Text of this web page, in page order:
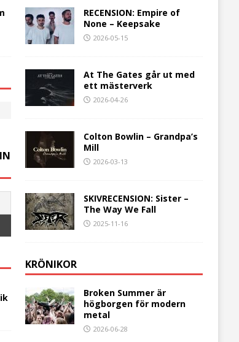
RECENSION: Empire of
None – Keepsake
2026-05-15
At The Gates går ut med
ett mästerverk
2026-04-26
Colton Bowlin – Grandpa’s
Mill
2026-03-13
SKIVRECENSION: Sister –
The Way We Fall
2025-11-16
KRÖNIKOR
Broken Summer är
högborgen för modern
metal
2026-06-28